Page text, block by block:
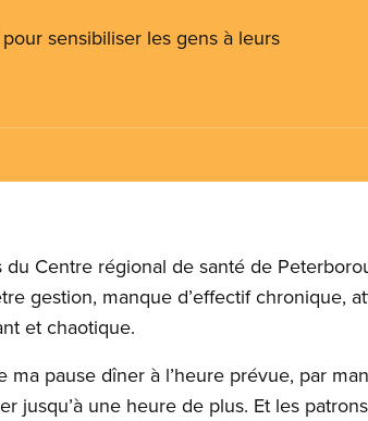
sensibiliser les gens à leurs
Centre régional de santé de
gestion, manque d’effectif chronique,
et chaotique.
pause dîner à l’heure prévue, par
jusqu’à une heure de plus. Et les